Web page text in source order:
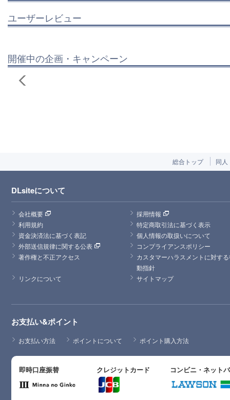
ユーザーレビュー
開催中の企画・キャンペーン
総合トップ 同人
DLsiteについて
会社概要
採用情報
利用規約
特定商取引法に基づく表示
資金決済法に基づく表記
個人情報の取扱いについて
外部送信規律に関する公表
コンプライアンスポリシー
著作権と不正アクセス
カスタマーハラスメントに対す
動指針
リンクについて
サイトマップ
お支払い&ポイント
お支払い方法 ポイントについて ポイント購入方法
即時口座振替 クレジットカード コンビニ・ネット